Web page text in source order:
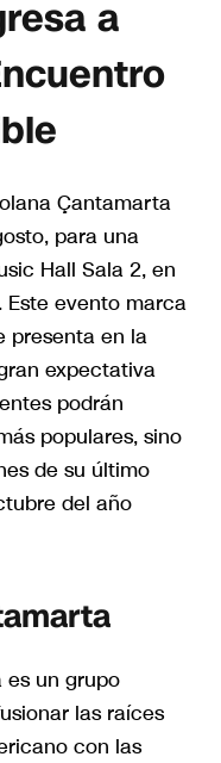
a
Çantamarta
para una
Hall Sala 2, en
Este evento marca
presenta en la
expectativa
podrán
populares, sino
de su último
del año
es un grupo
las raíces
con las